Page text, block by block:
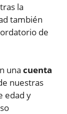
la
también
de
una cuenta
nuestras
edad y